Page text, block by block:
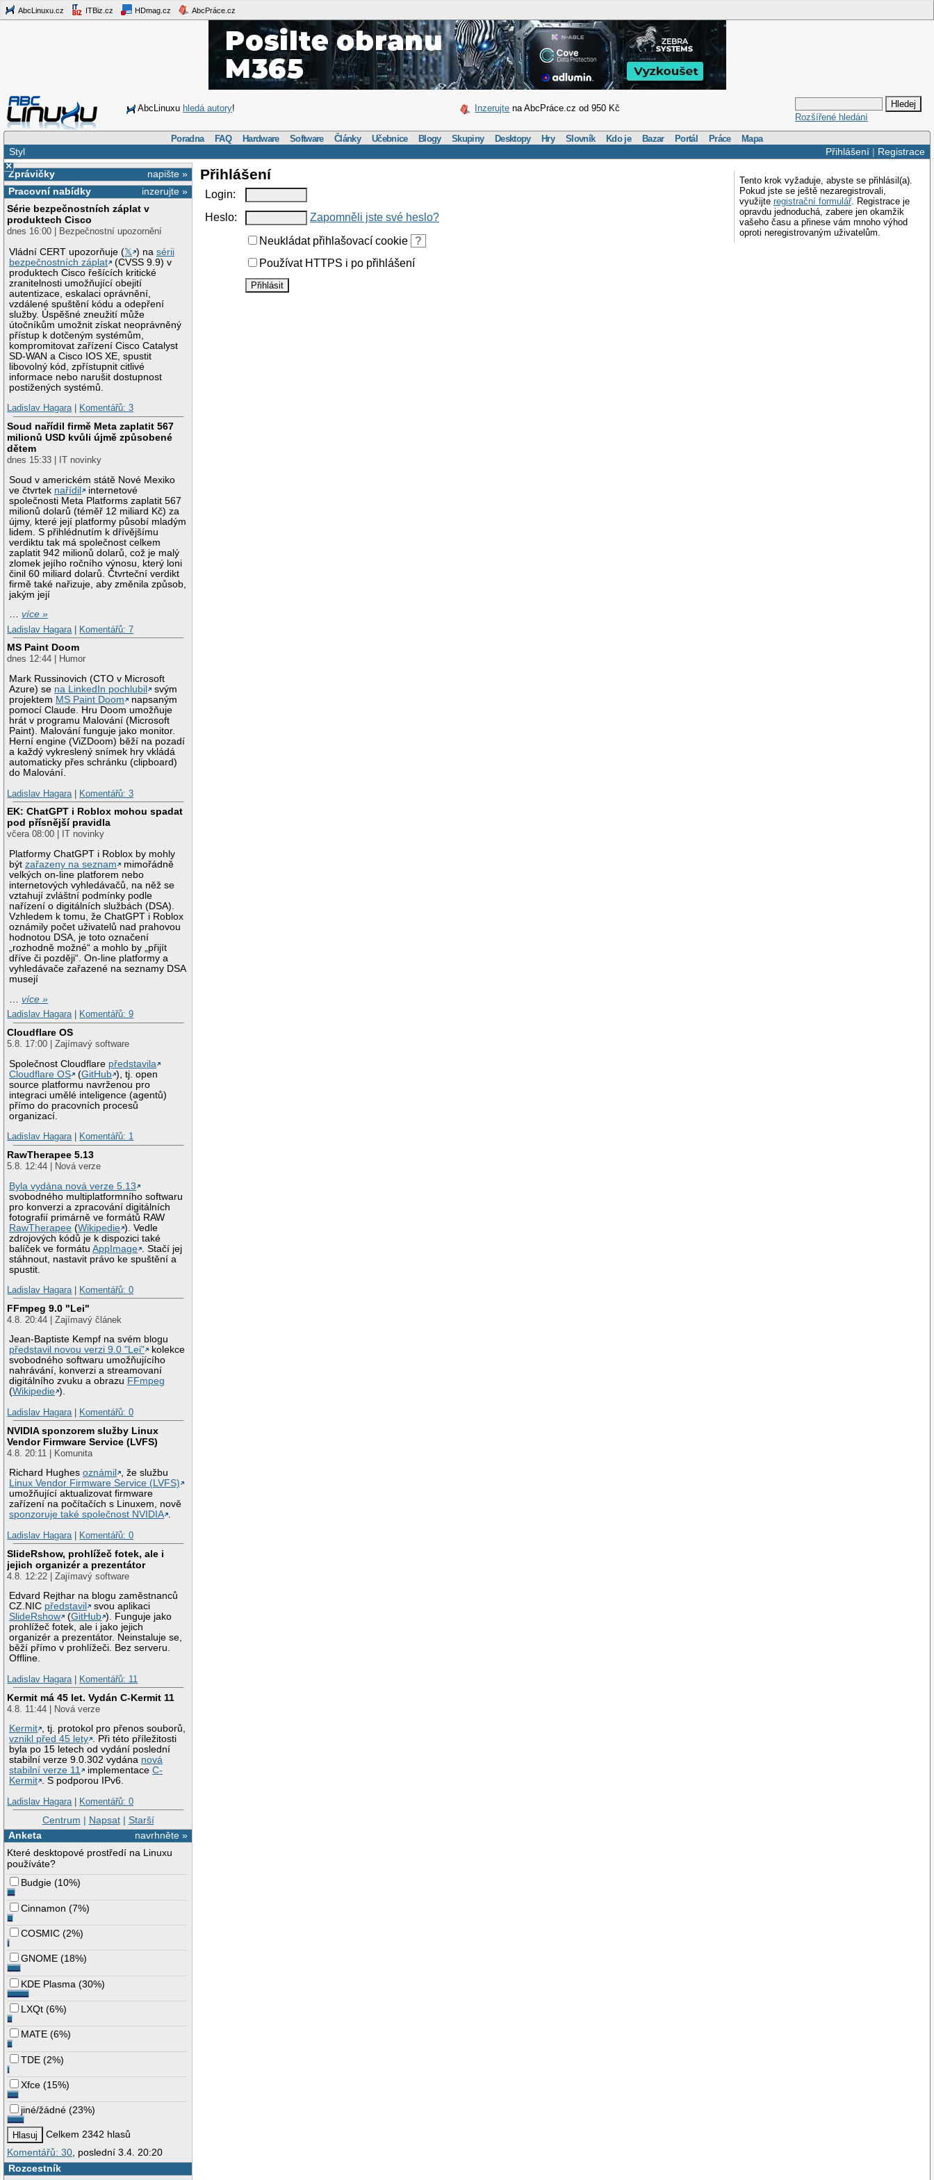
AbcLinuxu.cz ITBiz.cz HDmag.cz AbcPráce.cz
AbcLinuxu hledá autory! Inzerujte na AbcPráce.cz od 950 Kč
Rozšířené hledání
Poradna FAQ Hardware Software Články Učebnice Blogy Skupiny Desktopy Hry Slovník Kdo je Bazar Portál Práce Mapa
Přihlášení| Registrace
Styl
×
napište »
Zprávičky
inzerujte »
Pracovní nabídky
Série bezpečnostních záplat v
produktech Cisco
dnes 16:00 | Bezpečnostní upozornění
Vládní CERT upozorňuje (𝕏 ) nasérii
bezpečnostních záplat
(CVSS 9.9) v
produktech Cisco řešících kritické
zranitelnosti umožňující obejití
autentizace, eskalaci oprávnění,
vzdálené spuštění kódu a odepření
služby. Úspěšné zneužití může
útočníkům umožnit získat neoprávněný
přístup k dotčeným systémům,
kompromitovat zařízení Cisco Catalyst
SD-WAN a Cisco IOS XE, spustit
libovolný kód, zpřístupnit citlivé
informace nebo narušit dostupnost
postižených systémů.
Ladislav Hagara| Komentářů: 3
Soud nařídil firmě Meta zaplatit 567
milionů USD kvůli újmě způsobené
dětem
dnes 15:33 | IT novinky
Soud v americkém státě Nové Mexiko
ve čtvrtek nařídil
internetové
společnosti Meta Platforms zaplatit 567
milionů dolarů (téměř 12 miliard Kč) za
újmy, které její platformy působí mladým
lidem. S přihlédnutím k dřívějšímu
verdiktu tak má společnost celkem
zaplatit 942 milionů dolarů, což je malý
zlomek jejího ročního výnosu, který loni
činil 60 miliard dolarů. Čtvrteční verdikt
firmě také nařizuje, aby změnila způsob,
jakým její
…více »
Ladislav Hagara
Komentářů: 7
MS Paint Doom
dnes 12:44 | Humor
Mark Russinovich (CTO v Microsoft
Azure) se na LinkedIn pochlubil
svým
projektem MS Paint Doom
napsaným
pomocí Claude. Hru Doom umožňuje
hrát v programu Malování (Microsoft
Paint). Malování funguje jako monitor.
Herní engine (ViZDoom) běží na pozadí
a každý vykreslený snímek hry vkládá
automaticky přes schránku (clipboard)
do Malování.
Ladislav Hagara
Komentářů: 3
EK: ChatGPT i Roblox mohou spadat
pod přísnější pravidla
včera 08:00 | IT novinky
Platformy ChatGPT i Roblox by mohly
býtzařazeny na seznam
mimořádně
velkých on-line platforem nebo
internetových vyhledávačů, na něž se
vztahují zvláštní podmínky podle
nařízení o digitálních službách (DSA).
Vzhledem k tomu, že ChatGPT i Roblox
oznámily počet uživatelů nad prahovou
hodnotou DSA, je toto označení
„rozhodně možné“ a mohlo by „přijít
dříve či později“. On-line platformy a
vyhledávače zařazené na seznamy DSA
musejí
…více »
Ladislav Hagara| Komentářů: 9
Cloudflare OS
5.8. 17:00 | Zajímavý software
Společnost Cloudflare představila
Cloudflare OS
(GitHub ), tj. open
source platformu navrženou pro
integraci umělé inteligence (agentů)
přímo do pracovních procesů
organizací.
Ladislav Hagara| Komentářů: 1
RawTherapee 5.13
5.8. 12:44 | Nová verze
Byla vydána nová verze 5.13
svobodného multiplatformního softwaru
pro konverzi a zpracování digitálních
fotografií primárně ve formátů RAW
RawTherapee (Wikipedie ). Vedle
zdrojových kódů je k dispozici také
balíček ve formátuAppImage
. Stačí jej
stáhnout, nastavit právo ke spuštění a
spustit.
Ladislav Hagara| Komentářů: 0
FFmpeg 9.0 "Lei"
4.8. 20:44 | Zajímavý článek
Jean-Baptiste Kempf na svém blogu
představil novou verzi 9.0 "Lei"
kolekce
svobodného softwaru umožňujícího
nahrávání, konverzi a streamovaní
digitálního zvuku a obrazu FFmpeg
(Wikipedie ).
Ladislav Hagara| Komentářů: 0
NVIDIA sponzorem služby Linux
Vendor Firmware Service (LVFS)
4.8. 20:11 | Komunita
Richard Hughesoznámil
, že službu
Linux Vendor Firmware Service (LVFS)
umožňující aktualizovat firmware
zařízení na počítačích s Linuxem, nově
sponzoruje také společnost NVIDIA .
Ladislav Hagara| Komentářů: 0
SlideRshow, prohlížeč fotek, ale i
jejich organizér a prezentátor
4.8. 12:22 | Zajímavý software
Edvard Rejthar na blogu zaměstnanců
CZ.NIC představil
svou aplikaci
SlideRshow
(GitHub ). Funguje jako
prohlížeč fotek, ale i jako jejich
organizér a prezentátor. Neinstaluje se,
běží přímo v prohlížeči. Bez serveru.
Offline.
Ladislav Hagara| Komentářů: 11
Kermit má 45 let. Vydán C-Kermit 11
4.8. 11:44 | Nová verze
Kermit , tj. protokol pro přenos souborů,
vznikl před 45 lety . Při této příležitosti
byla po 15 letech od vydání poslední
stabilní verze 9.0.302 vydána nová
stabilní verze 11
implementaceC-
Kermit . S podporou IPv6.
Ladislav Hagara| Komentářů: 0
Centrum | Napsat| Starší
navrhněte »
Anketa
Které desktopové prostředí na Linuxu
používáte?
Budgie (10%)
Cinnamon (7%)
COSMIC (2%)
GNOME (18%)
KDE Plasma (30%)
LXQt (6%)
MATE (6%)
TDE (2%)
Xfce (15%)
jiné/žádné (23%)
Celkem 2342 hlasů
Komentářů: 30 , poslední 3.4. 20:20
Rozcestník
Tento krok vyžaduje, abyste se přihlásil(a).
Pokud jste se ještě nezaregistrovali,
využijte registrační formulář. Registrace je
opravdu jednoduchá, zabere jen okamžik
vašeho času a přinese vám mnoho výhod
oproti neregistrovaným uživatelům.
Přihlášení
Login:
Heslo:
Zapomněli jste své heslo?
Neukládat přihlašovací cookie
?
Používat HTTPS i po přihlášení